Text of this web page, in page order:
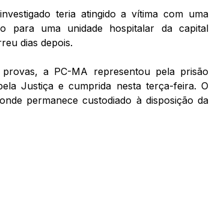
teria atingido a vítima com uma
para uma unidade hospitalar da capital
dias depois.
a PC-MA representou pela prisão
Justiça e cumprida nesta terça-feira. O
permanece custodiado à disposição da